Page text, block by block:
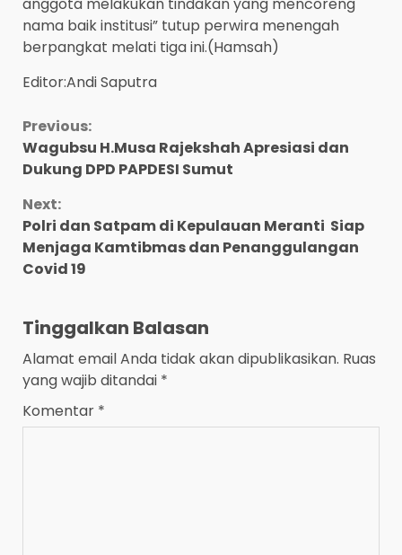
anggota melakukan tindakan yang mencoreng
nama baik institusi” tutup perwira menengah
berpangkat melati tiga ini.(Hamsah)
Editor:Andi Saputra
Continue
Reading
Previous:
Wagubsu H.Musa Rajekshah Apresiasi dan
Dukung DPD PAPDESI Sumut
Next:
Polri dan Satpam di Kepulauan Meranti Siap
Menjaga Kamtibmas dan Penanggulangan
Covid 19
Tinggalkan Balasan
Alamat email Anda tidak akan dipublikasikan. Ruas
yang wajib ditandai *
Komentar *